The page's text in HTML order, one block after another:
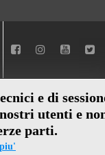
e di
utenti e
parti.